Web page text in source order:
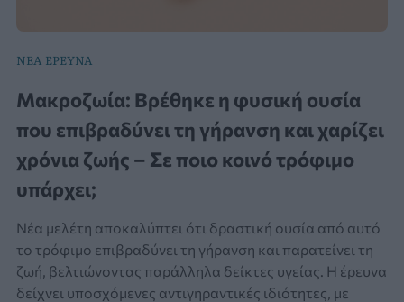
ΝΕΑ ΕΡΕΥΝΑ
Μακροζωία: Βρέθηκε η φυσική ουσία
που επιβραδύνει τη γήρανση και χαρίζει
χρόνια ζωής – Σε ποιο κοινό τρόφιμο
υπάρχει;
Νέα μελέτη αποκαλύπτει ότι δραστική ουσία από αυτό
το τρόφιμο επιβραδύνει τη γήρανση και παρατείνει τη
ζωή, βελτιώνοντας παράλληλα δείκτες υγείας. Η έρευνα
δείχνει υποσχόμενες αντιγηραντικές ιδιότητες, με